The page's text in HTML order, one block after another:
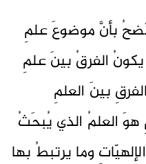
بأنَّ موضوعَ علمِ
يكونُ الفرقُ بينَ علمِ
بينَ العلمِ
هوَ العلمُ الذي يُبحَثُ
وما يرتبطُ بها